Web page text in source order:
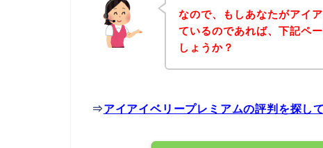
なので、もしあなたがアイ
ているのであれば、下記ペ
しょうか？
⇒アイアイベリープレミアムの評判を探し